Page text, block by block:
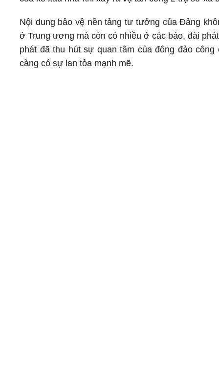
Nội dung bảo vệ nền tảng tư tưởng của Đảng
ở Trung ương mà còn có nhiều ở các báo, đài
phát đã thu hút sự quan tâm của đông đảo
càng có sự lan tỏa mạnh mẽ.